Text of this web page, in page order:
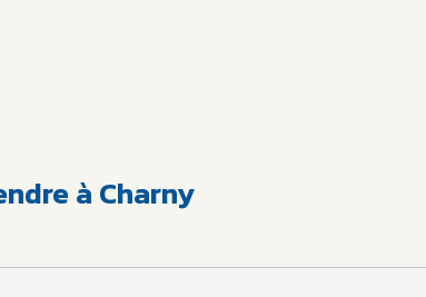
à Charny